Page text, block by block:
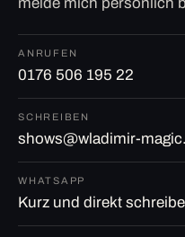
ANRUFEN
0176 506 195 22
SCHREIBEN
shows@wladimir-
WHATSAPP
Kurz und direkt